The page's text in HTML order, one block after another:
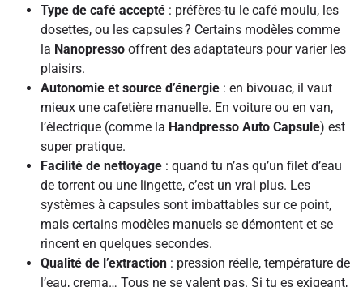
Type de café accepté : préfères-tu le café moulu, les
dosettes, ou les capsules ? Certains modèles comme
la Nanopresso offrent des adaptateurs pour varier les
plaisirs.
Autonomie et source d’énergie : en bivouac, il vaut
mieux une cafetière manuelle. En voiture ou en van,
l’électrique (comme la Handpresso Auto Capsule) est
super pratique.
Facilité de nettoyage : quand tu n’as qu’un filet d’eau
de torrent ou une lingette, c’est un vrai plus. Les
systèmes à capsules sont imbattables sur ce point,
mais certains modèles manuels se démontent et se
rincent en quelques secondes.
Qualité de l’extraction : pression réelle, température de
l’eau, crema… Tous ne se valent pas. Si tu es exigeant,